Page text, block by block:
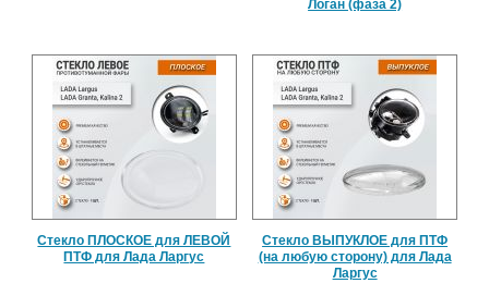
Логан (фаза 2)
Стекло ПЛОСКОЕ для ЛЕВОЙ
ПТФ для Лада Ларгус
Стекло ВЫПУКЛОЕ для ПТФ
(на любую сторону) для Лада
Ларгус